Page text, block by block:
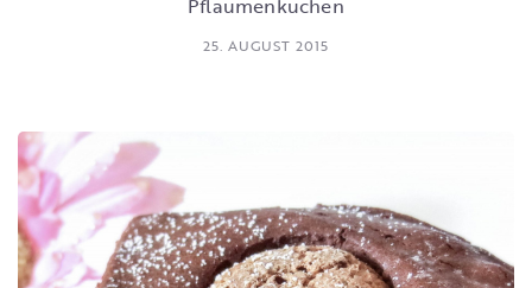
Pflaumenkuchen
25. AUGUST 2015